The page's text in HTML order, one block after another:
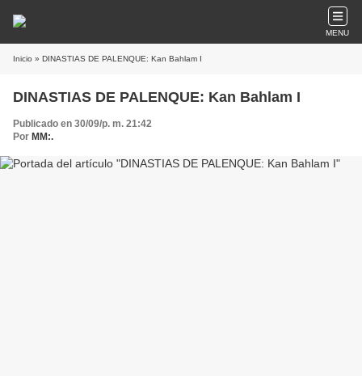
MENU
Inicio » DINASTIAS DE PALENQUE: Kan Bahlam I
DINASTIAS DE PALENQUE: Kan Bahlam I
Publicado en 30/09/p. m. 21:42
Por MM:.